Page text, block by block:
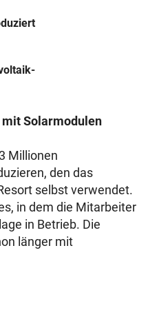
Solarmodulen
Millionen
den das
selbst verwendet.
in dem die Mitarbeiter
in Betrieb. Die
länger mit